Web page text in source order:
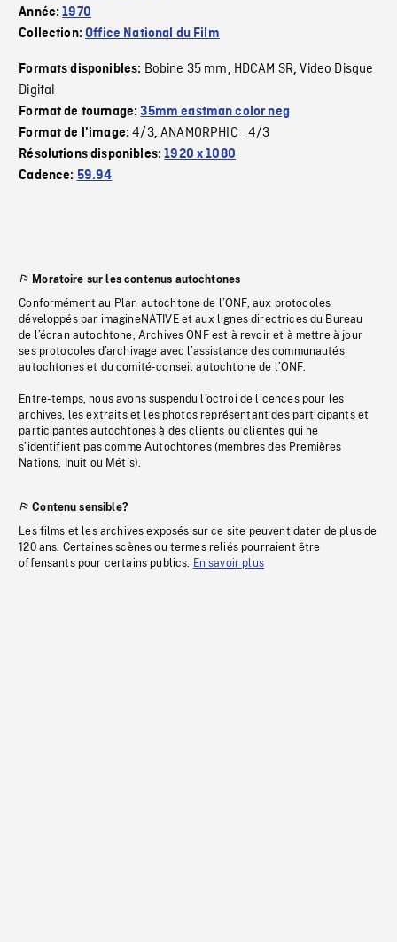
Année:1970
Collection:Office National du Film
Formats disponibles: Bobine 35 mm, HDCAM SR,Video Disque
Digital
Format de tournage:35mm eastman color neg
Format de l'image:4/3,ANAMORPHIC_4/3
Résolutions disponibles:1920 x 1080
Cadence: 59.94
Moratoire sur les contenus autochtones
Conformément au Plan autochtone de l’ONF, aux protocoles
développés par imagineNATIVE et aux lignes directrices du Bureau
de l’écran autochtone, Archives ONF est à revoir et à mettre à jour
ses protocoles d’archivage avec l’assistance des communautés
autochtones et du comité-conseil autochtone de l’ONF.
Entre-temps, nous avons suspendu l’octroi de licences pour les
archives, les extraits et les photos représentant des participants et
participantes autochtones à des clients ou clientes qui ne
s’identifient pas comme Autochtones (membres des Premières
Nations, Inuit ou Métis).
Contenu sensible?
Les films et les archives exposés sur ce site peuvent dater de plus de
120 ans. Certaines scènes ou termes reliés pourraient être
offensants pour certains publics. En savoir plus